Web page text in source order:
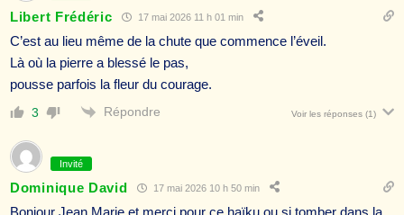
Libert Frédéric 17 mai 2026 11 h 01 min
C’est au lieu même de la chute que commence l’éveil.
Là où la pierre a blessé le pas,
pousse parfois la fleur du courage.
3 Répondre Voir les réponses (1)
Invité
Dominique David 17 mai 2026 10 h 50 min